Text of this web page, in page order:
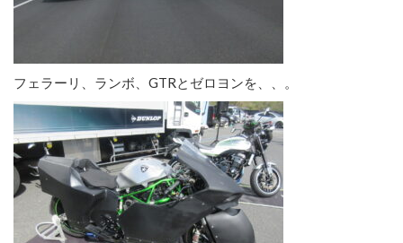
フェラーリ、ランボ、GTRとゼロヨンを、、。